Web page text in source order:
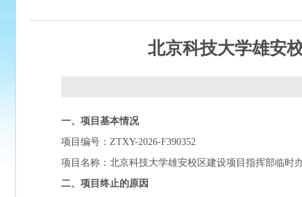
北京科技大学雄安
一、项目基本情况
项目编号：ZTXY-2026-F390352
项目名称：北京科技大学雄安校区建设项目指挥部临时
二、项目终止的原因